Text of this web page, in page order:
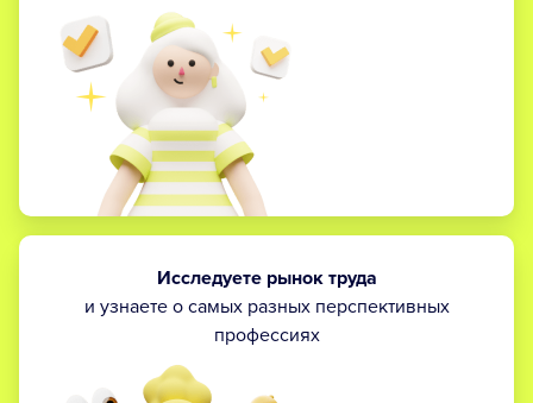
Исследуете рынок труда
и узнаете о самых разных перспективных
профессиях